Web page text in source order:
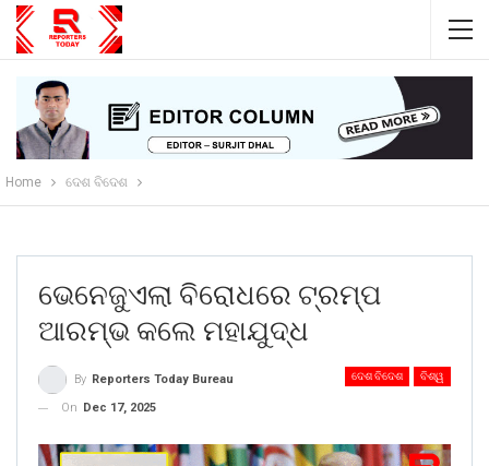
Home ଦେଶ ବିଦେଶ
ଭେନେଜୁଏଲା ବିରୋଧରେ ଟ୍ରମ୍ପ
ଆରମ୍ଭ କଲେ ମହାଯୁଦ୍ଧ
ଦେଶ ବିଦେଶ ବିଶ୍ୱ
By Reporters Today Bureau
On
Dec 17, 2025